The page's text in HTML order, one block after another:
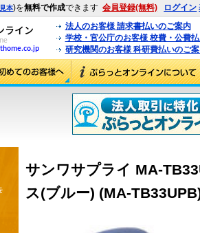
見本)を無料で作成できます 会員登録(無料) ログイン
法人のお客様 請求書払いのご案内
学校・官公庁のお客様 校費・公費
研究機関のお客様 科研費払いのご
サンワサプライ MA-
ス(ブルー) (MA-